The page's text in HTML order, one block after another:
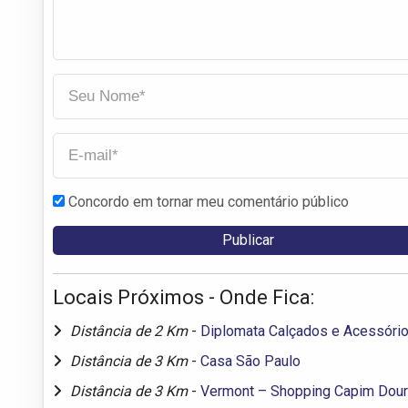
Concordo em tornar meu comentário público
Locais Próximos - Onde Fica:
Distância de 2 Km - Diplomata Calçados e
Distância de 3 Km - Casa São Paulo
Distância de 3 Km - Vermont – Shopping Capim